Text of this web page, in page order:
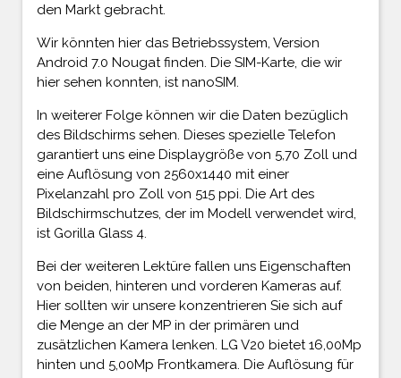
den Markt gebracht.
Wir könnten hier das Betriebssystem, Version
Android 7.0 Nougat finden. Die SIM-Karte, die wir
hier sehen konnten, ist nanoSIM.
In weiterer Folge können wir die Daten bezüglich
des Bildschirms sehen. Dieses spezielle Telefon
garantiert uns eine Displaygröße von 5,70 Zoll und
eine Auflösung von 2560x1440 mit einer
Pixelanzahl pro Zoll von 515 ppi. Die Art des
Bildschirmschutzes, der im Modell verwendet wird,
ist Gorilla Glass 4.
Bei der weiteren Lektüre fallen uns Eigenschaften
von beiden, hinteren und vorderen Kameras auf.
Hier sollten wir unsere konzentrieren Sie sich auf
die Menge an der MP in der primären und
zusätzlichen Kamera lenken. LG V20 bietet 16,00Mp
hinten und 5,00Mp Frontkamera. Die Auflösung für